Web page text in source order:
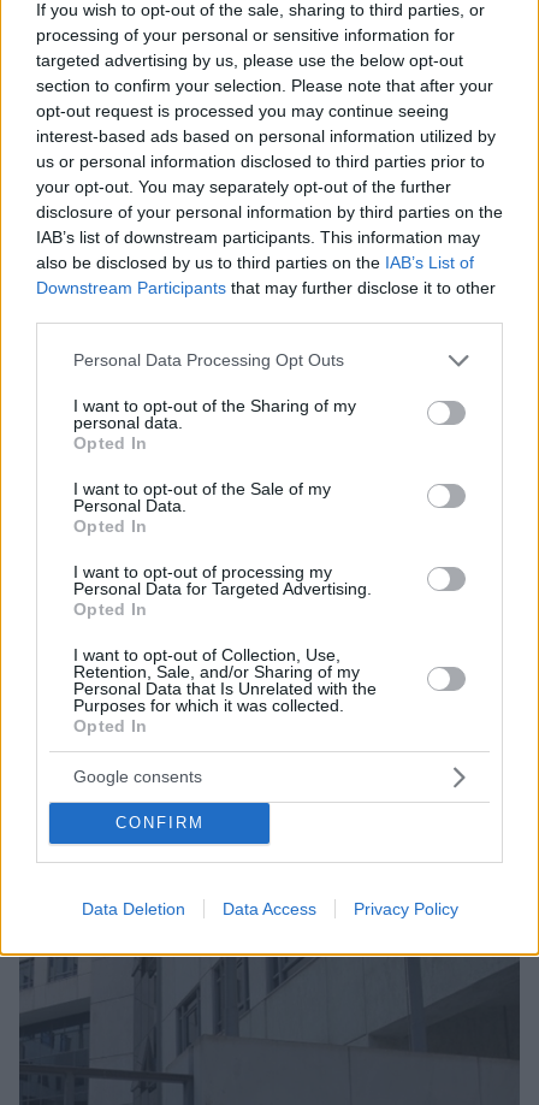
If you wish to opt-out of the sale, sharing to third parties, or
processing of your personal or sensitive information for
targeted advertising by us, please use the below opt-out
section to confirm your selection. Please note that after your
opt-out request is processed you may continue seeing
interest-based ads based on personal information utilized by
us or personal information disclosed to third parties prior to
your opt-out. You may separately opt-out of the further
disclosure of your personal information by third parties on the
IAB’s list of downstream participants. This information may
also be disclosed by us to third parties on the IAB’s List of
Downstream Participants that may further disclose it to other
Please note that this website/app uses one or more Google
not limited to your visit or usage behaviour. You may click to
grant or deny consent to Google and its third-party tags to
use your data for below specified purposes in below Google
consent section.
Personal Data Processing Opt Outs
I want to opt-out of the Sharing of my
personal data.
Opted In
I want to opt-out of the Sale of my
Personal Data.
Opted In
I want to opt-out of processing my
Personal Data for Targeted Advertising.
Opted In
I want to opt-out of Collection, Use,
Retention, Sale, and/or Sharing of my
Personal Data that Is Unrelated with the
Purposes for which it was collected.
Opted In
Google consents
CONFIRM
Data Deletion Data Access Privacy Policy
Συμβουλίου της Επικρατείας ανάλογο αίτημα των
δημοσίων υπαλλήλων το οποίο αναμένεται να
συζητηθεί 6 Ιουνίου 2025
Μισθοδικείο: Απορρίφθηκε η προσφυγή 35
στρατιωτικών δικαστών για μισθολογική εξομοίωση με
τους πολιτικούς δικαστές
Δεν μπορεί οι στρατιωτικοί δικαστές να εξομοιωθούν
μισθολογικά με τους δικαστές των πολιτικών
δικαστηρίων, αν δεν ψηφιστεί ο προβλεπόμενος από
το Σύνταγμα εκτελεστικός νόμος, σύμφωνα με την
17.10.2024, 17:37 6